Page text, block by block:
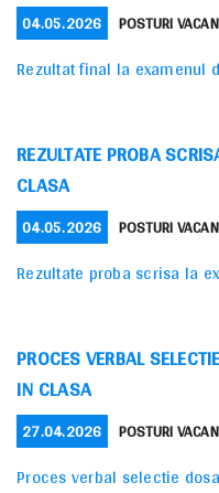
POSTED
ON
04.05.2026 CATEGORIES
POSTURI
Rezultat final la examenul
REZULTATE PROBA
CLASA
POSTED
ON
04.05.2026 CATEGORIES
POSTURI
Rezultate proba scrisa la
PROCES VERBAL
IN CLASA
POSTED
ON
27.04.2026 CATEGORIES
POSTURI
Proces verbal selectie